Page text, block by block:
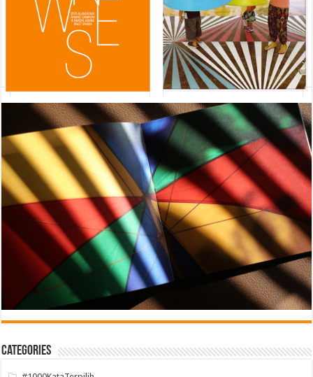
Categories